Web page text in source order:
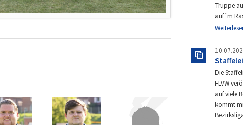
Truppe
auf´m
Die
FLVW
auf viele
kommt